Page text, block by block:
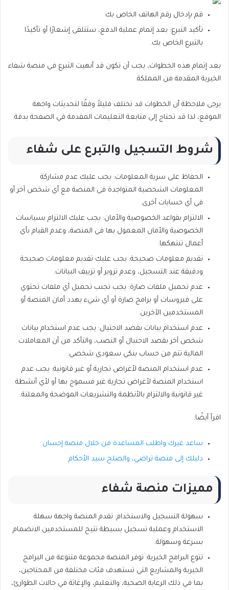
قم بإدخال رقم الهاتف الخاص بك
تأكيد التبرع: بعد إتمام عملية الدفع، ستتلقى إشعارًا أو تأكيدًا
بالتبرع الخاص بك.
بعد إتمام هذه الخطوات، يجب أن تكون قد أنهيت التبرع في منصة شفاء
الخيرية المقدمة من المملكة.
يرجى ملاحظة أن الخطوات قد تختلف قليلاً وفقًا لتحديثات واجهة
الموقع، لذا قد تحتاج إلى متابعة التعليمات المقدمة في الصفحة بدقة.
شروط التسجيل والتبرع على شفاء
الحفاظ على سرية المعلومات: يجب عليك عدم مشاركة
المعلومات الشخصية المتواجدة في المنصة مع أي شخص آخر أو
في أي حسابات أخرى.
الالتزام بقواعد الخصوصية والأمان: يجب عليك الالتزام بسياسات
الخصوصية والأمان المعمول بها في المنصة، وعدم القيام بأي
أعمال تنتهكها.
تقديم معلومات صحيحة: يجب عليك تقديم معلومات صحيحة
ودقيقة عند التسجيل، وعدم تزوير أو تزييف البيانات.
عدم تحميل ملفات ضارة: يجب تجنب تحميل أي ملفات تحتوي
على فيروسات أو برامج ضارة أو أي شيء يهدد أمان المنصة أو
المستخدمين الآخرين.
عدم استخدام بيانات بقصد الاحتيال: يجب عدم استخدام بيانات
شخص آخر بقصد الاحتيال أو النصب، والتأكد من أن المعاملات
المالية تتم من حساب بنكي سعودي شخصي.
عدم استخدام المنصة لأغراض تجارية أو غير قانونية: يجب عدم
استخدام المنصة لأغراض تجارية غير مسموح بها أو لأي أنشطة
غير قانونية والالتزام بالأنظمة والتشريعات الموضحة والمعلنة.
اقرأ أيضًا:
ساعد غيرك واطلب المساعدة من خلال منصة إحسان
دليلك إلى منصة تراضي، والصلح سيد الأحكام
مميزات منصة شفاء
سهولة التسجيل والاستخدام: تقدم المنصة واجهة سهلة
الاستخدام وعملية تسجيل بسيطة تتيح للمستخدمين الانضمام
بسرعة وسهولة.
تنوع البرامج الخيرية: توفر المنصة مجموعة متنوعة من البرامج
الخيرية والمشاريع التي تستهدف فئات مختلفة من المحتاجين،
بما في ذلك الرعاية الصحية، والتعليم، والإغاثة في حالات الطوارئ،